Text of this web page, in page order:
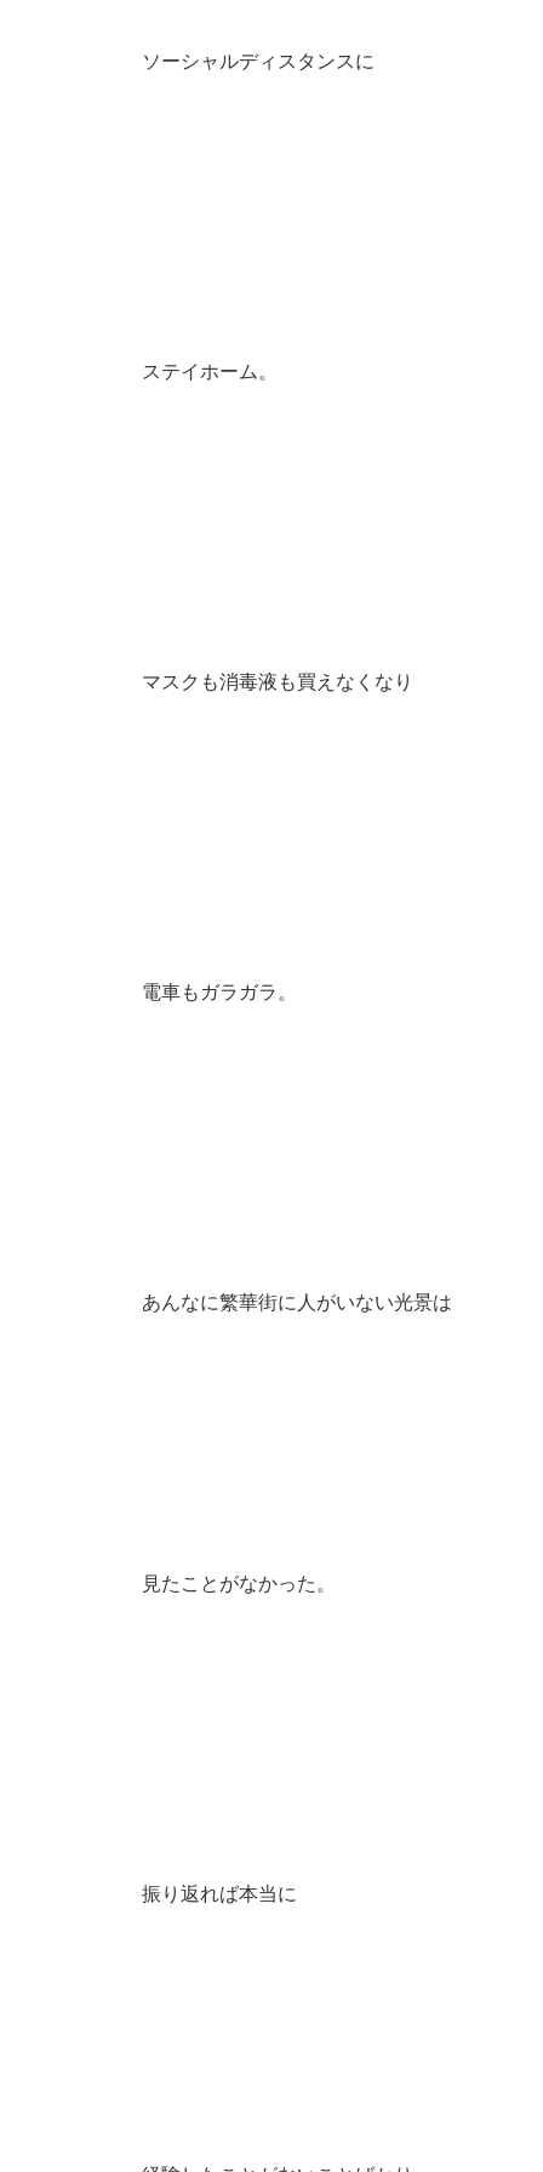
ソーシャルディスタンスに
ステイホーム。
マスクも消毒液も買えなくなり
電車もガラガラ。
あんなに繁華街に人がいない光景は
見たことがなかった。
振り返れば本当に